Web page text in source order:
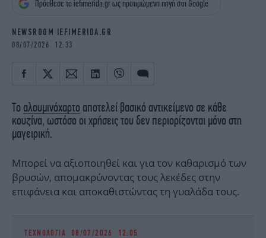
iBOOKS
ΖΩΔΙΑ
MEDIA
NEWSLETTER
Πρόσθεσε το iefimerida.gr ως προτιμώμενη πηγή στη Google
NEWSROOM IEFIMERIDA.GR
08/07/2026 12:33
Το αλουμινόχαρτο αποτελεί βασικό αντικείμενο σε κάθε
κουζίνα, ωστόσο οι χρήσεις του δεν περιορίζονται μόνο στη
μαγειρική.
Μπορεί να αξιοποιηθεί και για τον καθαρισμό των
βρυσών, απομακρύνοντας τους λεκέδες στην
επιφάνεια και αποκαθιστώντας τη γυαλάδα τους.
ΤΕΧΝΟΛΟΓΙΑ 08/07/2026 12:05